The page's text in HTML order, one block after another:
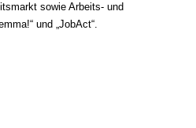
sowie Arbeits- und
und „JobAct“.